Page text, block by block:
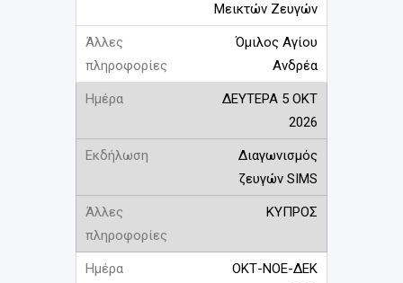
Μεικτών Ζευγών
Όμιλος Αγίου
Ανδρέα
ΔΕΥΤΕΡΑ 5 ΟΚΤ
2026
Διαγωνισμός
ζευγών SIMS
ΚΥΠΡΟΣ
ΟΚΤ-ΝΟΕ-ΔΕΚ